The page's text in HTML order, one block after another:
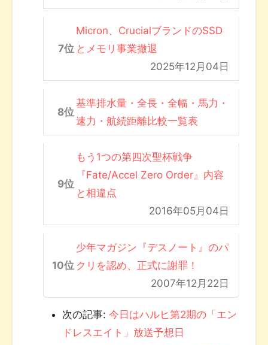
Micron、CrucialブランドのSSD
とメモリ事業撤退
2025年12月04日
基準排水量・全長・全幅・馬力・
速力・航続距離比較一覧表
もう1つの第四次聖杯戦争
『Fate/Accel Zero Order』内容
と相違点
2016年05月04日
少年マガジン『デスノート』のパ
クリを認め、正式に謝罪！
2007年12月22日
次の記事: 今日はハルヒ第2期の「エン
ドレスエイト」放送予想日